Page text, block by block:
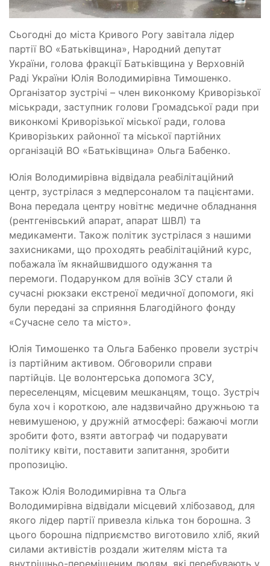
Сьогодні до міста Кривого Рогу завітала лідер
партії ВО «Батьківщина», Народний депутат
України, голова фракції Батьківщина у Верховній
Раді України Юлія Володимирівна Тимошенко.
Організатор зустрічі – член виконкому Криворізької
міськради, заступник голови Громадської ради при
виконкомі Криворізької міської ради, голова
Криворізьких районної та міської партійних
організацій ВО «Батьківщина» Ольга Бабенко.
Юлія Володимирівна відвідала реабілітаційний
центр, зустрілася з медперсоналом та пацієнтами.
Вона передала центру новітнє медичне обладнання
(рентгенівський апарат, апарат ШВЛ) та
медикаменти. Також політик зустрілася з нашими
захисниками, що проходять реабілітаційний курс,
побажала їм якнайшвидшого одужання та
перемоги. Подарунком для воїнів ЗСУ стали й
сучасні рюкзаки екстреної медичної допомоги, які
були передані за сприяння Благодійного фонду
«Сучасне село та місто».
Юлія Тимошенко та Ольга Бабенко провели зустріч
із партійним активом. Обговорили справи
партійців. Це волонтерська допомога ЗСУ,
переселенцям, місцевим мешканцям, тощо. Зустріч
була хоч і короткою, але надзвичайно дружньою та
невимушеною, у дружній атмосфері: бажаючі могли
зробити фото, взяти автограф чи подарувати
політику квіти, поставити запитання, зробити
пропозицію.
Також Юлія Володимирівна та Ольга
Володимирівна відвідали місцевий хлібозавод, для
якого лідер партії привезла кілька тон борошна. З
цього борошна підприємство виготовило хліб, який
силами активістів роздали жителям міста та
внутрішньо-переміщеним людям, які перебувають у